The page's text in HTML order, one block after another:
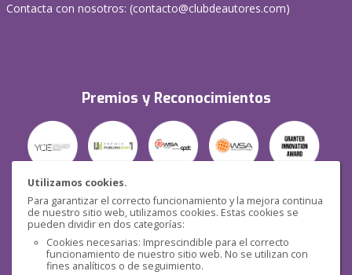
Utilizamos cookies.
Para garantizar el correcto funcionamiento y la mejora continua
de nuestro sitio web, utilizamos cookies. Estas cookies se
pueden dividir en dos categorías:
Cookies necesarias: Imprescindible para el correcto
funcionamiento de nuestro sitio web. No se utilizan con
fines analíticos o de seguimiento.
Contacta con nosotros: (contacto@clubdeautores.com)
Premios y Reconocimientos
Seguridad